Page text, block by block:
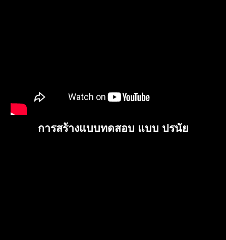
การสร้างแบบทดสอบ แบบ ปรนัย